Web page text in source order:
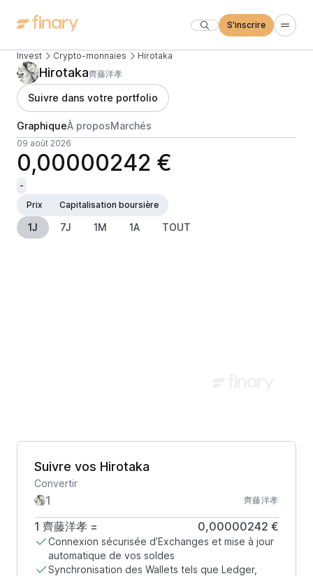
S'inscrire
Invest Crypto-monnaies Hirotaka
Hirotaka齊藤洋孝
Suivre dans votre portfolio
GraphiqueÀ proposMarchés
09 août 2026
0,00000242 €
-
Prix
Capitalisation boursière
1J 7J 1M 1A TOUT
Suivre vos Hirotaka
Convertir
齊藤洋孝
1 齊藤洋孝 = 0,00000242 €
Connexion sécurisée d’Exchanges et mise à jour
automatique de vos soldes
Synchronisation des Wallets tels que Ledger,